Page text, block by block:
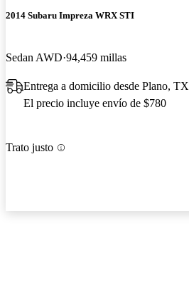
2014 Subaru Impreza WRX STI
Sedan AWD 94,459 millas
Entrega a domicilio desde Plano, TX
El precio incluye envío de $780
Trato justo